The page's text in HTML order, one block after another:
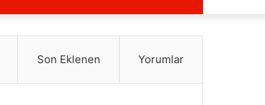
Makale
Bölmesi
yap
Son Eklenen Yorumlar